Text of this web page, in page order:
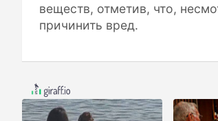
веществ, отметив, что,
причинить вред.